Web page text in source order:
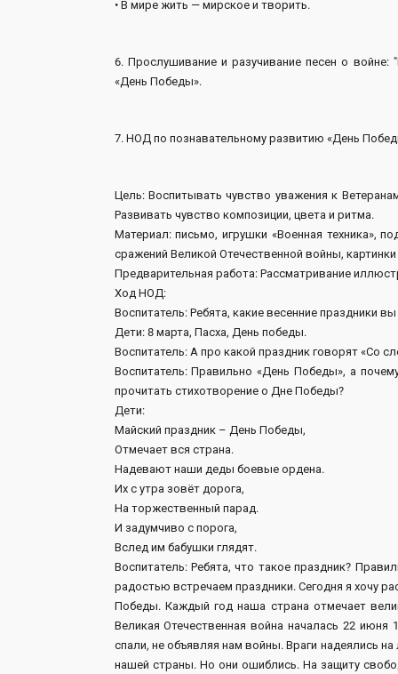
• В мире жить — мирское и творить.
6. Прослушивание и разучивание песен о
«День Победы».
7. НОД по познавательному развитию «День
Цель: Воспитывать чувство уважения к
Развивать чувство композиции, цвета и ритма.
Материал: письмо, игрушки «Военная техника»,
сражений Великой Отечественной войны,
Предварительная работа: Рассматривание
Ход НОД:
Воспитатель: Ребята, какие весенние праздники
Дети: 8 марта, Пасха, День победы.
Воспитатель: А про какой праздник говорят «Со
Воспитатель: Правильно «День Победы», а
прочитать стихотворение о Дне Победы?
Дети:
Майский праздник – День Победы,
Отмечает вся страна.
Надевают наши деды боевые ордена.
Их с утра зовёт дорога,
На торжественный парад.
И задумчиво с порога,
Вслед им бабушки глядят.
Воспитатель: Ребята, что такое праздник?
радостью встречаем праздники. Сегодня я хочу
Победы. Каждый год наша страна отмечает
Великая Отечественная война началась 22
спали, не объявляя нам войны. Враги надеялись
нашей страны. Но они ошиблись. На защиту